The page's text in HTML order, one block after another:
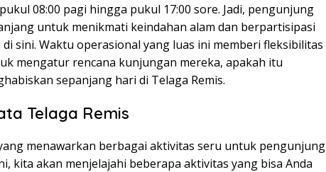
08:00 pagi hingga pukul 17:00 sore. Jadi, pengunjung
untuk menikmati keindahan alam dan berpartisipasi
sini. Waktu operasional yang luas ini memberi fleksibilitas
mengatur rencana kunjungan mereka, apakah itu
sepanjang hari di Telaga Remis.
Telaga Remis
menawarkan berbagai aktivitas seru untuk pengunjung
kita akan menjelajahi beberapa aktivitas yang bisa Anda